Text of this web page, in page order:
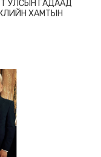
УЛСЫН ГАДААД
ХАМТЫН
БИРЖИТ